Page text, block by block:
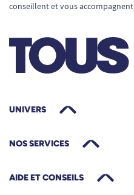
conseillent et vous accompagnent
UNIVERS
NOS SERVICES
AIDE ET CONSEILS